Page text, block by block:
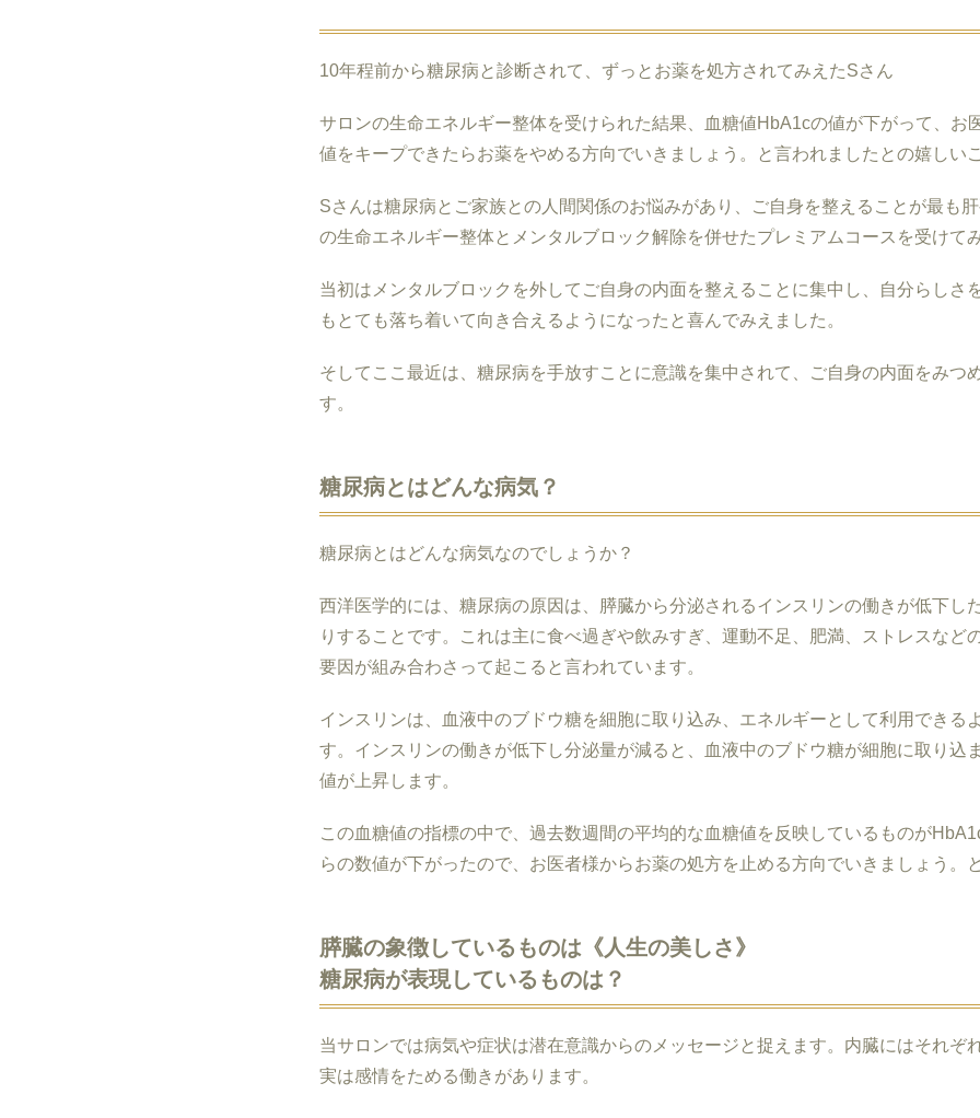
10年程前から糖尿病と診断されて、ずっとお薬を処方されてみえたSさん
サロンの生命エネルギー整体を受けられた結果、血糖値HbA1cの値が下がって、お
値をキープできたらお薬をやめる方向でいきましょう。と言われましたとの嬉しい
Sさんは糖尿病とご家族との人間関係のお悩みがあり、ご自身を整えることが最も
の生命エネルギー整体とメンタルブロック解除を併せたプレミアムコースを受けて
当初はメンタルブロックを外してご自身の内面を整えることに集中し、自分らしさ
もとても落ち着いて向き合えるようになったと喜んでみえました。
そしてここ最近は、糖尿病を手放すことに意識を集中されて、ご自身の内面をみつ
す。
糖尿病とはどんな病気？
糖尿病とはどんな病気なのでしょうか？
西洋医学的には、糖尿病の原因は、膵臓から分泌されるインスリンの働きが低下し
りすることです。これは主に食べ過ぎや飲みすぎ、運動不足、肥満、ストレスなど
要因が組み合わさって起こると言われています。
インスリンは、血液中のブドウ糖を細胞に取り込み、エネルギーとして利用できる
す。インスリンの働きが低下し分泌量が減ると、血液中のブドウ糖が細胞に取り込
値が上昇します。
この血糖値の指標の中で、過去数週間の平均的な血糖値を反映しているものが
らの数値が下がったので、お医者様からお薬の処方を止める方向でいきましょう。
膵臓の象徴しているものは《人生の美しさ》
糖尿病が表現しているものは？
当サロンでは病気や症状は潜在意識からのメッセージと捉えます。内臓にはそれぞ
実は感情をためる働きがあります。